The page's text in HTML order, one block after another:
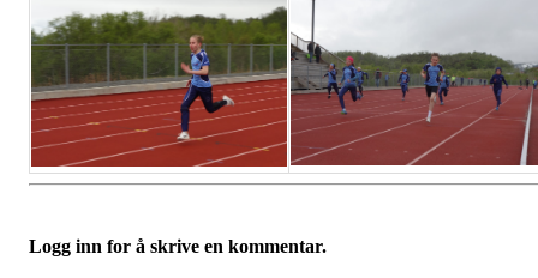
Logg inn for å skrive en kommentar.